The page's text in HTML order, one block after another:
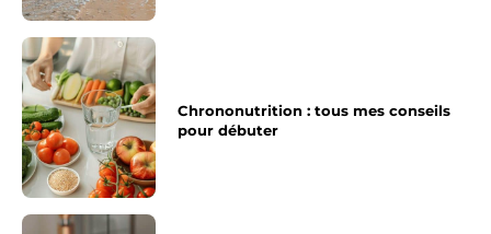
Chrononutrition : tous mes conseils
pour débuter